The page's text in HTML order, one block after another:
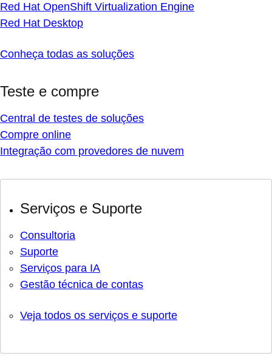
Red Hat OpenShift Virtualization Engine
Red Hat Desktop
Conheça todas as soluções
Teste e compre
Central de testes de soluções
Compre online
Integração com provedores de nuvem
Serviços e Suporte
Consultoria
Suporte
Serviços para IA
Gestão técnica de contas
Veja todos os serviços e suporte